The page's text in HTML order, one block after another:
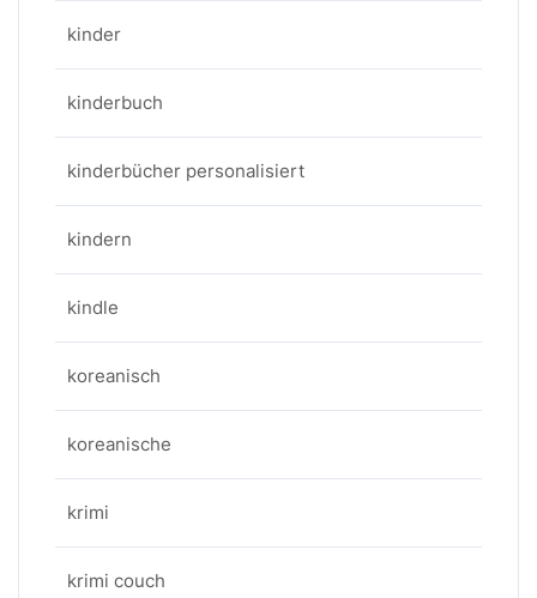
kinder
kinderbuch
kinderbücher personalisiert
kindern
kindle
koreanisch
koreanische
krimi
krimi couch